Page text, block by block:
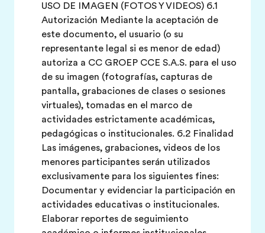
USO DE IMAGEN (FOTOS Y VIDEOS) 6.1
Autorización Mediante la aceptación de
este documento, el usuario (o su
representante legal si es menor de edad)
autoriza a CC GROEP CCE S.A.S. para el uso
de su imagen (fotografías, capturas de
pantalla, grabaciones de clases o sesiones
virtuales), tomadas en el marco de
actividades estrictamente académicas,
pedagógicas o institucionales. 6.2 Finalidad
Las imágenes, grabaciones, videos de los
menores participantes serán utilizados
exclusivamente para los siguientes fines:
Documentar y evidenciar la participación en
actividades educativas o institucionales.
Elaborar reportes de seguimiento